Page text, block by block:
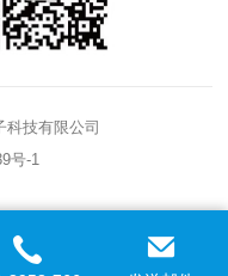
科技有限公司
号-1